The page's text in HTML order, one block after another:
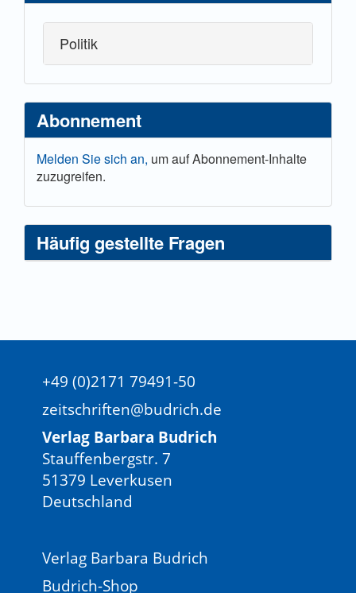
Politik
Abonnement
Melden Sie sich an, um auf Abonnement-Inhalte
zuzugreifen.
Häufig gestellte Fragen
+49 (0)2171 79491-50
zeitschriften@budrich.de
Verlag Barbara Budrich
Stauffenbergstr. 7
51379 Leverkusen
Deutschland
Verlag Barbara Budrich
Budrich-Shop